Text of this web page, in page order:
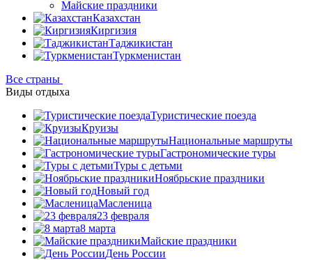
Майские праздники
Казахстан
Киргизия
Таджикистан
Туркменистан
Все страны
Виды отдыха
Туристические поезда
Круизы
Национальные маршруты
Гастрономические туры
Туры с детьми
Ноябрьские праздники
Новый год
Масленица
23 февраля
8 марта
Майские праздники
День России